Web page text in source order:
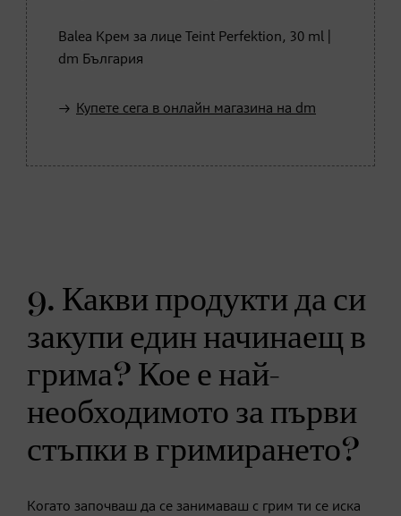
Balea Крем за лице Teint Perfektion, 30 ml |
dm България
Купете сега в онлайн магазина на dm
9. Какви продукти да си
закупи един начинаещ в
грима? Кое е най-
необходимото за първи
стъпки в гримирането?
Когато започваш да се занимаваш с грим ти се иска